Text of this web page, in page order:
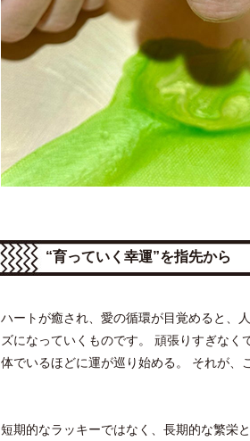
“育っていく幸運”を指先から
ハートが癒され、愛の循環が目覚めると、
ズになっていくものです。 頑張りすぎな
体でいるほどに運が巡り始める。 それが、
短期的なラッキーではなく、長期的な繁栄